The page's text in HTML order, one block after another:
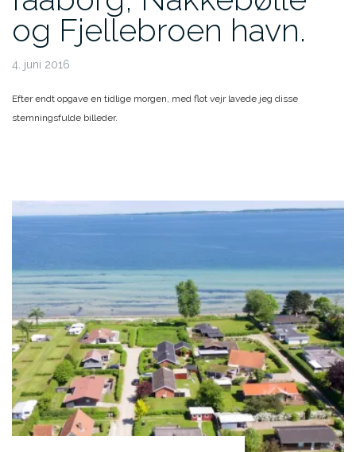
og Fjellebroen havn.
4. juni 2016
Efter endt opgave en tidlige morgen, med flot vejr lavede jeg disse
stemningsfulde billeder.